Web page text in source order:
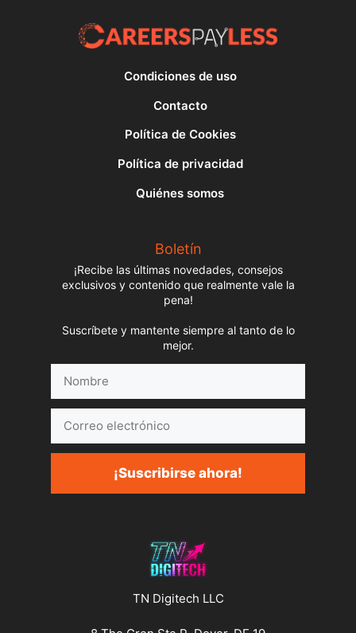
Condiciones de uso
Contacto
Política de Cookies
Política de privacidad
Quiénes somos
Boletín
¡Recibe las últimas novedades, consejos
exclusivos y contenido que realmente vale la
pena!
Suscríbete y mantente siempre al tanto de lo
mejor.
electrónico
¡Suscribirse ahora!
TN Digitech LLC